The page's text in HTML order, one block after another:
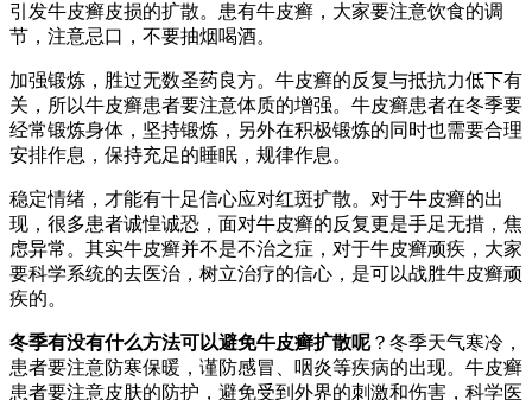
引发牛皮癣皮损的扩散。患有牛皮癣，大家要注意饮食的调
节，注意忌口，不要抽烟喝酒。
加强锻炼，胜过无数圣药良方。牛皮癣的反复与抵抗力低下有
关，所以牛皮癣患者要注意体质的增强。牛皮癣患者在冬季要
经常锻炼身体，坚持锻炼，另外在积极锻炼的同时也需要合理
安排作息，保持充足的睡眠，规律作息。
稳定情绪，才能有十足信心应对红斑扩散。对于牛皮癣的出
现，很多患者诚惶诚恐，面对牛皮癣的反复更是手足无措，焦
虑异常。其实牛皮癣并不是不治之症，对于牛皮癣顽疾，大家
要科学系统的去医治，树立治疗的信心，是可以战胜牛皮癣顽
疾的。
冬季有没有什么方法可以避免牛皮癣扩散呢？冬季天气寒冷，
患者要注意防寒保暖，谨防感冒、咽炎等疾病的出现。牛皮癣
患者要注意皮肤的防护，避免受到外界的刺激和伤害，科学医